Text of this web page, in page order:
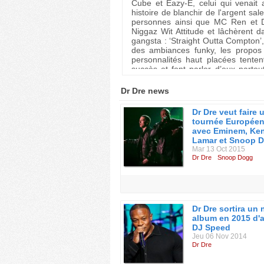
Cube et Eazy-E, celui qui venait
histoire de blanchir de l'argent
personnes ainsi que MC Ren et
Niggaz Wit Attitude et lâchèrent
gangsta : ‘Straight Outta
des ambiances funky, les
personnalités haut placées
succès et font parler d’eux
valeur sûre : The D.O.C., parrainé
Un peu jeunes et naïfs en dépit
1989, laissant les autres N.W.A.
Dr Dre continue ses
quitter le groupe, sentant
1991 Suge Knight, un membre du
en baron rouge. Nul ne sait d’où
créer le mythique label Death
1991, avant de l’inviter sur son
classiques ‘The Chronic’.
sonore appelée G Funk, Dr Dre
Ride », « Dre Day » sur lequel il
docteur pompe chez des
Clinton,…), ce qui a d’ailleurs
Dr Dre news
Dr Dre veut faire
tournée
avec Eminem,
Lamar et Snoop
Mar 13 Oct 2015
Dr Dre Snoop Dogg
Dr Dre sortira un
album en 2015
DJ Speed
Jeu 06 Nov 2014
Dr Dre